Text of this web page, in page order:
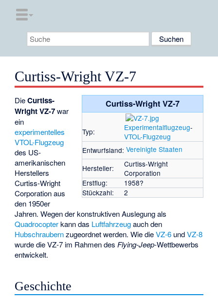
Curtiss-Wright VZ-7
Curtiss-Wright VZ-7
Typ: Experimentalflugzeug-
VTOL-Flugzeug
Entwurfsland: Vereinigte Staaten
Hersteller:
Curtiss-Wright
Corporation
Erstflug:
1958?
Stückzahl:
2
DieCurtiss-
Wright VZ-7war
ein
experimentelles
VTOL-Flugzeug
des US-
amerikanischen
Herstellers
Curtiss-Wright
Corporationaus
den 1950er
Jahren. Wegen der konstruktiven Auslegung als
Quadrocopterkann das Luftfahrzeugauch den
Hubschraubernzugeordnet werden. Wie dieVZ-6 undVZ-8
wurde die VZ-7 im Rahmen desFlying-Jeep-Wettbewerbs
entwickelt.
Geschichte